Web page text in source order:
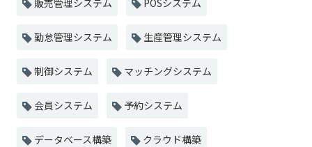
販売管理システム POSシステム
勤怠管理システム 生産管理システム
制御システム マッチングシステム
会員システム 予約システム
データベース構築 クラウド構築